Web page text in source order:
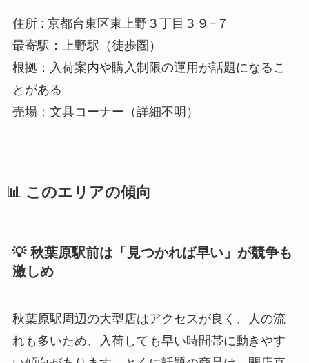
住所 : 京都台東区東上野３丁目３９−７
最寄駅：上野駅（徒歩圏）
根拠：入荷案内や購入制限の運用が話題になるこ
とがある
売場：文具コーナー（詳細不明）
📊 このエリアの傾向
💡 秋葉原駅前は「見つかれば早い」が競争も
激しめ
秋葉原駅周辺の大型店はアクセスが良く、人の流
れも多いため、入荷しても早い時間帯に動きやす